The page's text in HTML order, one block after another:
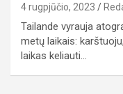
4 rugpjūčio, 2023
Tailande vyrauja
metų laikais:
laikas keliauti…